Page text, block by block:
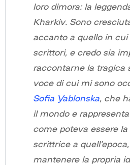
loro dimora: la
Kharkiv. Sono
accanto a quello in
scrittori, e credo sia
raccontarne la tragica
voce di cui mi sono
Sofia Yablonska , che
il mondo e
come poteva essere
scrittrice a
mantenere la propria